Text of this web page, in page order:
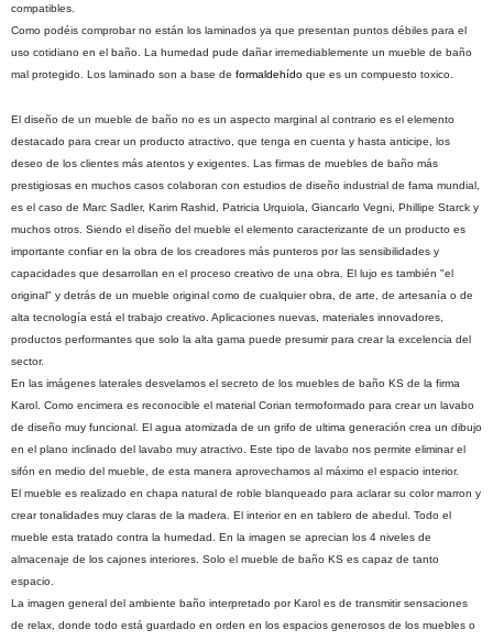
compatibles.
Como podéis comprobar no están los laminados ya que presentan puntos débiles para el
uso cotidiano en el baño. La humedad pude dañar irremediablemente un mueble de baño
mal protegido. Los laminado son a base de formaldehído que es un compuesto toxico.
El diseño de un mueble de baño no es un aspecto marginal al contrario es el elemento
destacado para crear un producto atractivo, que tenga en cuenta y hasta anticipe, los
deseo de los clientes más atentos y exigentes. Las firmas de muebles de baño más
prestigiosas en muchos casos colaboran con estudios de diseño industrial de fama mundial,
es el caso de Marc Sadler, Karim Rashid, Patricia Urquiola, Giancarlo Vegni, Phillipe Starck y
muchos otros. Siendo el diseño del mueble el elemento caracterizante de un producto es
importante confiar en la obra de los creadores más punteros por las sensibilidades y
capacidades que desarrollan en el proceso creativo de una obra. El lujo es también "el
original" y detrás de un mueble original como de cualquier obra, de arte, de artesanía o de
alta tecnología está el trabajo creativo. Aplicaciones nuevas, materiales innovadores,
productos performantes que solo la alta gama puede presumir para crear la excelencia del
sector.
En las imágenes laterales desvelamos el secreto de los muebles de baño KS de la firma
Karol. Como encimera es reconocible el material Corian termoformado para crear un lavabo
de diseño muy funcional. El agua atomizada de un grifo de ultima generación crea un dibujo
en el plano inclinado del lavabo muy atractivo. Este tipo de lavabo nos permite eliminar el
sifón en medio del mueble, de esta manera aprovechamos al máximo el espacio interior.
El mueble es realizado en chapa natural de roble blanqueado para aclarar su color marron y
crear tonalidades muy claras de la madera. El interior en en tablero de abedul. Todo el
mueble esta tratado contra la humedad. En la imagen se aprecian los 4 niveles de
almacenaje de los cajones interiores. Solo el mueble de baño KS es capaz de tanto
espacio.
La imagen general del ambiente baño interpretado por Karol es de transmitir sensaciones
de relax, donde todo está guardado en orden en los espacios generosos de los muebles o